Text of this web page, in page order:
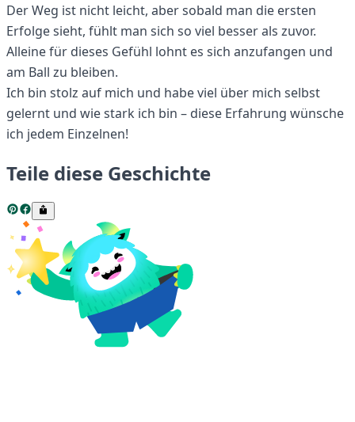
Der Weg ist nicht leicht, aber sobald man die ersten
Erfolge sieht, fühlt man sich so viel besser als zuvor.
Alleine für dieses Gefühl lohnt es sich anzufangen und
am Ball zu bleiben.
Ich bin stolz auf mich und habe viel über mich selbst
gelernt und wie stark ich bin – diese Erfahrung wünsche
ich jedem Einzelnen!
Teile diese Geschichte